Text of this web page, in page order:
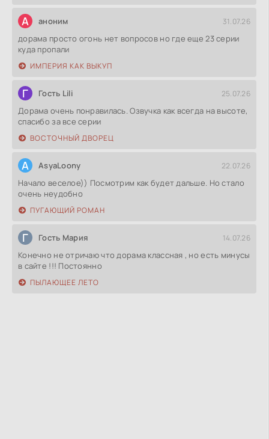
А аноним 31.07.26
дорама просто огонь нет вопросов но где еще 23 серии
куда пропали
ИМПЕРИЯ КАК ВЫКУП
Г Гость Lili 25.07.26
Дорама очень понравилась. Озвучка как всегда на высоте,
спасибо за все серии
ВОСТОЧНЫЙ ДВОРЕЦ
A AsyaLoony 22.07.26
Начало веселое)) Посмотрим как будет дальше. Но стало
очень неудобно
ПУГАЮЩИЙ РОМАН
Г Гость Мария 14.07.26
Конечно не отричаю что дорама классная , но есть минусы
в сайте !!! Постоянно
ПЫЛАЮЩЕЕ ЛЕТО